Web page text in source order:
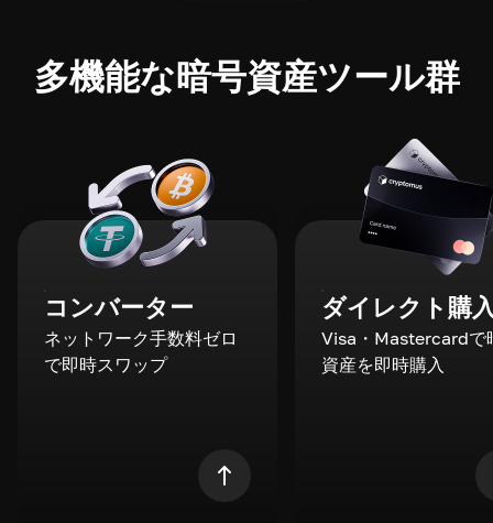
多機能な暗号資産ツール群
コンバーター
ネットワーク手数料ゼロ
で即時スワップ
ダイレクト購
Visa・Mastercardで
資産を即時購入